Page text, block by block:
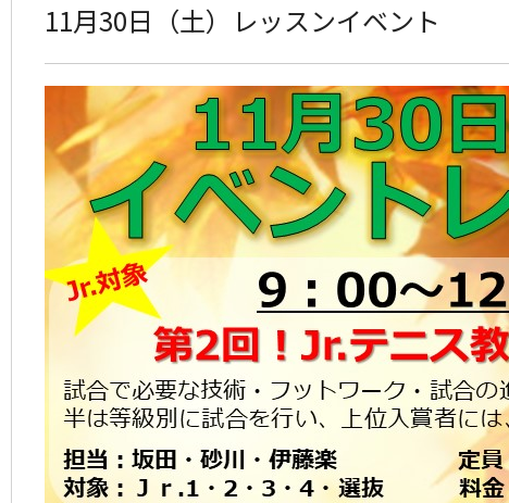
11月30日（土）レッスンイベント